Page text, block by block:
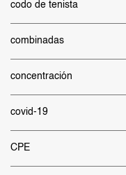
codo de tenista
combinadas
concentración
covid-19
CPE